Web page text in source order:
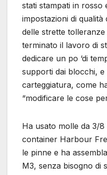
stati stampati in rosso
impostazioni di qualità
delle strette
terminato il lavoro di
dedicare un po ‘di
supporti dai blocchi, e
carteggiatura, come
“modificare le cose
Ha usato molle da 3/8
container Harbour
le pinne e ha
M3, senza bisogno di